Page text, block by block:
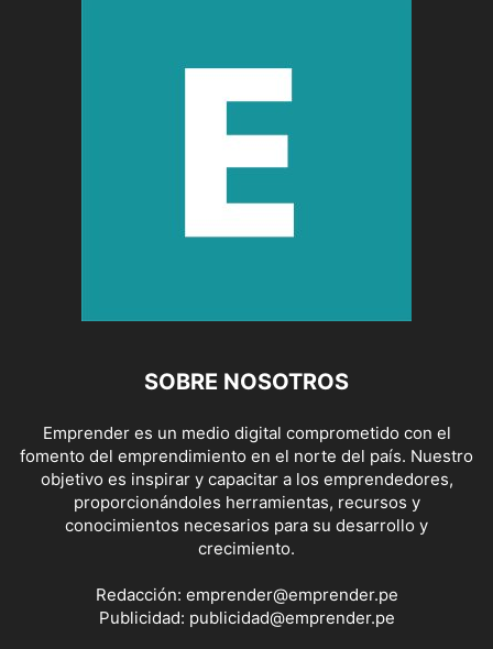
SOBRE NOSOTROS
Emprender es un medio digital comprometido con el
fomento del emprendimiento en el norte del país. Nuestro
objetivo es inspirar y capacitar a los emprendedores,
proporcionándoles herramientas, recursos y
conocimientos necesarios para su desarrollo y
crecimiento.
Redacción: emprender@emprender.pe
Publicidad: publicidad@emprender.pe